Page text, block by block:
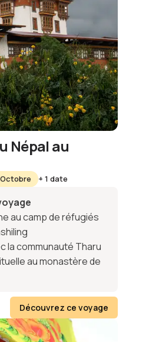
Népal au
+ 1 date
au camp de réfugiés
la communauté Tharu
au monastère de
Découvrez ce voyage